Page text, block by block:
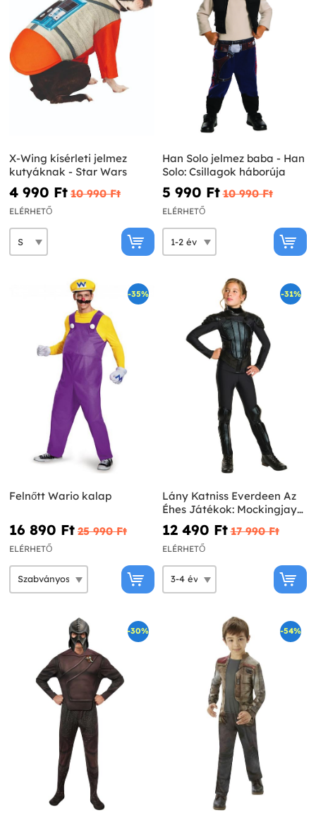
X-Wing kísérleti jelmez
kutyáknak - Star Wars
4 990 Ft‎ 10 990 Ft‎
ELÉRHETŐ
Han Solo jelmez baba - Han
Solo: Csillagok háborúja
5 990 Ft‎ 10 990 Ft‎
ELÉRHETŐ
-35%
Felnőtt Wario kalap
16 890 Ft‎ 25 990 Ft‎
ELÉRHETŐ
-31%
Lány Katniss Everdeen Az
Éhes Játékok: Mockingjay
Costume
12 490 Ft‎ 17 990 Ft‎
ELÉRHETŐ
-30% -54%